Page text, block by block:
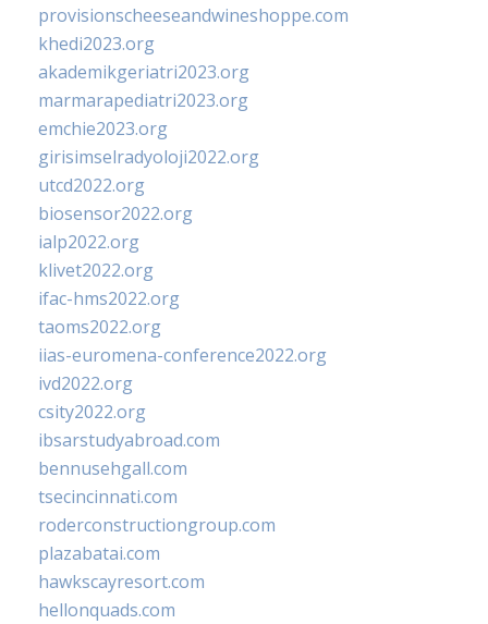
provisionscheeseandwineshoppe.com
khedi2023.org
akademikgeriatri2023.org
marmarapediatri2023.org
emchie2023.org
girisimselradyoloji2022.org
utcd2022.org
biosensor2022.org
ialp2022.org
klivet2022.org
ifac-hms2022.org
taoms2022.org
iias-euromena-conference2022.org
ivd2022.org
csity2022.org
ibsarstudyabroad.com
bennusehgall.com
tsecincinnati.com
roderconstructiongroup.com
plazabatai.com
hawkscayresort.com
hellonquads.com